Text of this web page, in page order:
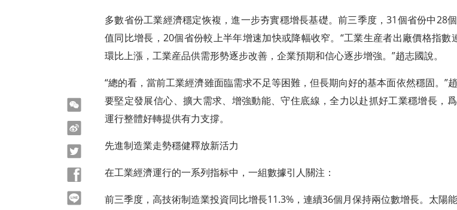
多數省份工業經濟穩定恢複，進一步夯實穩增長基礎。前三季度，31個省份中28
值同比增長，20個省份較上半年增速加快或降幅收窄。“工業生産者出廠價格指數
環比上漲，工業産品供需形勢逐步改善，企業預期和信心逐步增強。”趙志國說。
“總的看，當前工業經濟雖面臨需求不足等困難，但長期向好的基本面依然穩固。”
要堅定發展信心、擴大需求、增強動能、守住底線，全力以赴抓好工業穩增長，
運行整體好轉提供有力支撐。
先進制造業走勢穩健釋放新活力
在工業經濟運行的一系列指标中，一組數據引人關注：
前三季度，高技術制造業投資同比增長11.3%，連續36個月保持兩位數增長。太陽